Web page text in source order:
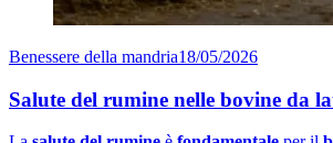
Benessere della mandria18/05/2026
Salute del rumine nelle bovine da